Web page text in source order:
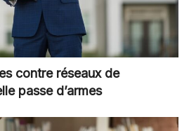
contre réseaux de
passe d’armes